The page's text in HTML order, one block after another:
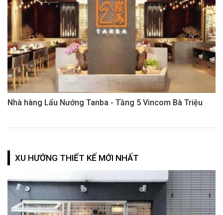
Nhà hàng Lẩu Nướng Tanba - Tầng 5 Vincom Bà Triệu
XU HƯỚNG THIẾT KẾ MỚI NHẤT